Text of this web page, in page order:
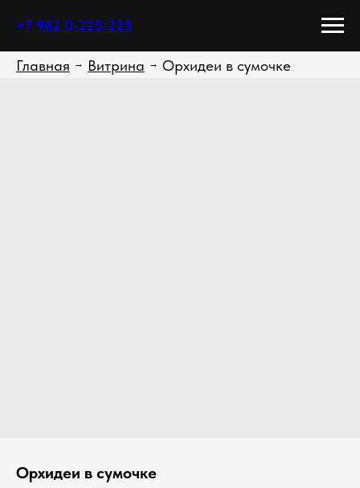
+7 962 0-225-225
Главная → Витрина → Орхидеи в сумочке
Орхидеи в сумочке